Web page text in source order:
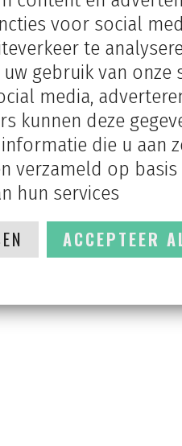
voor social
te
gebruik van onze
media,
kunnen deze
die u aan
verzameld op basis
hun services
ACCEPTEER